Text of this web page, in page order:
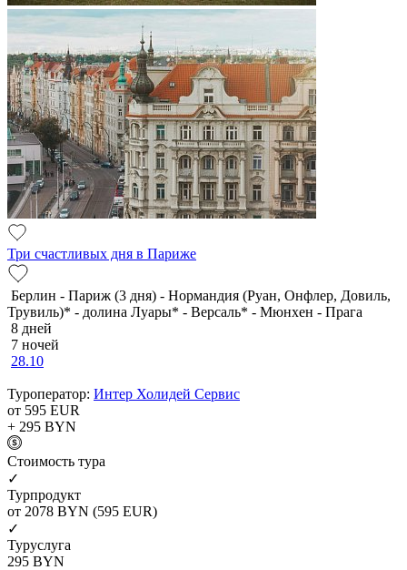
Три счастливых дня в Париже
Берлин - Париж (3 дня) - Нормандия (Руан, Онфлер, Довиль,
Трувиль)* - долина Луары* - Версаль* - Мюнхен - Прага
8 дней
7 ночей
28.10
Туроператор: Интер Холидей Сервис
от 595 EUR
+ 295 BYN
Cтоимость тура
✓
Турпродукт
от 2078 BYN (595 EUR)
✓
Туруслуга
295 BYN